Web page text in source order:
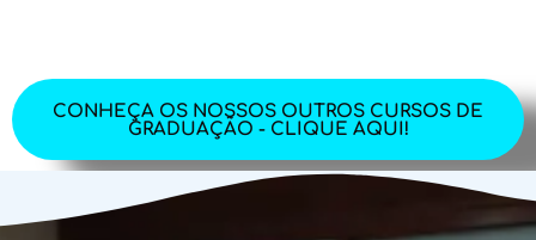
CONHEÇA OS NOSSOS OUTROS CURSOS DE
GRADUAÇÃO - CLIQUE AQUI!